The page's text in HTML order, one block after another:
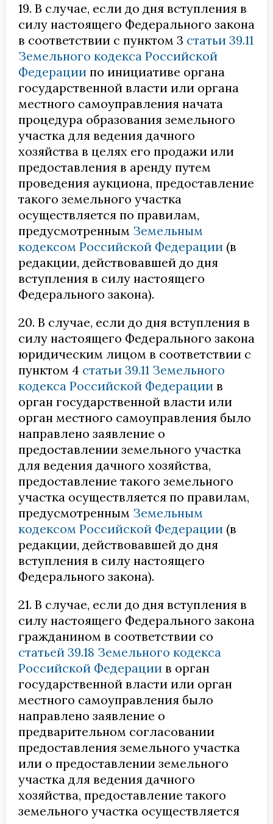
19. В случае, если до дня вступления в
силу настоящего Федерального закона
в соответствии с пунктом 3 статьи 39.11
Земельного кодекса Российской
Федерации по инициативе органа
государственной власти или органа
местного самоуправления начата
процедура образования земельного
участка для ведения дачного
хозяйства в целях его продажи или
предоставления в аренду путем
проведения аукциона, предоставление
такого земельного участка
осуществляется по правилам,
предусмотренным Земельным
кодексом Российской Федерации (в
редакции, действовавшей до дня
вступления в силу настоящего
Федерального закона).
20. В случае, если до дня вступления в
силу настоящего Федерального закона
юридическим лицом в соответствии с
пунктом 4 статьи 39.11 Земельного
кодекса Российской Федерации в
орган государственной власти или
орган местного самоуправления было
направлено заявление о
предоставлении земельного участка
для ведения дачного хозяйства,
предоставление такого земельного
участка осуществляется по правилам,
предусмотренным Земельным
кодексом Российской Федерации (в
редакции, действовавшей до дня
вступления в силу настоящего
Федерального закона).
21. В случае, если до дня вступления в
силу настоящего Федерального закона
гражданином в соответствии со
статьей 39.18 Земельного кодекса
Российской Федерации в орган
государственной власти или орган
местного самоуправления было
направлено заявление о
предварительном согласовании
предоставления земельного участка
или о предоставлении земельного
участка для ведения дачного
хозяйства, предоставление такого
земельного участка осуществляется